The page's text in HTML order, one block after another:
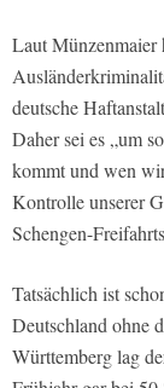
Laut Münzenmaier
deutsche
Daher sei es „um
kommt und wen
Kontrolle unserer
Schengen-
Tatsächlich ist
Deutschland ohne
Württemberg lag